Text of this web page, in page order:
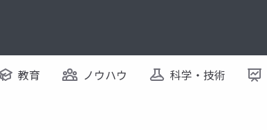
教育 ノウハウ 科学・技術